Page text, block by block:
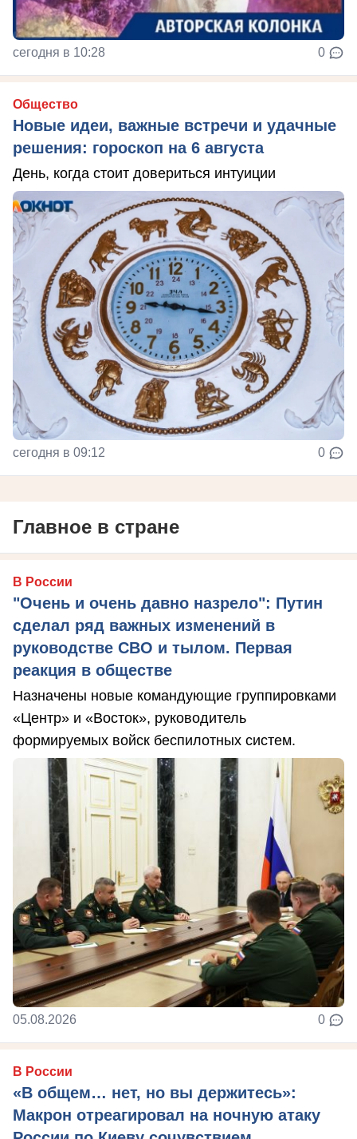
сегодня в 10:28 0
Общество
Новые идеи, важные встречи и удачные
решения: гороскоп на 6 августа
День, когда стоит довериться интуиции
сегодня в 09:12 0
Главное в стране
В России
"Очень и очень давно назрело": Путин
сделал ряд важных изменений в
руководстве СВО и тылом. Первая
реакция в обществе
Назначены новые командующие группировками
«Центр» и «Восток», руководитель
формируемых войск беспилотных систем.
05.08.2026 0
В России
«В общем… нет, но вы держитесь»:
Макрон отреагировал на ночную атаку